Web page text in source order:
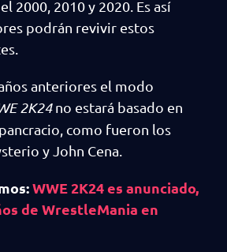
2000, 2010 y 2020. Es así
podrán revivir estos
anteriores el modo
2K24no estará basado en
como fueron los
y John Cena.
WWE 2K24 es anunciado,
de WrestleMania en